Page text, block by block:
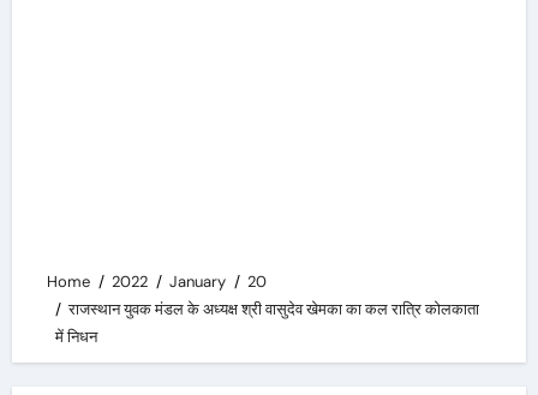
Home 2022 January
20
राजस्थान युवक मंडल के अध्यक्ष श्री वासुदेव खेमका का कल रात्रि कोलकाता
में निधन